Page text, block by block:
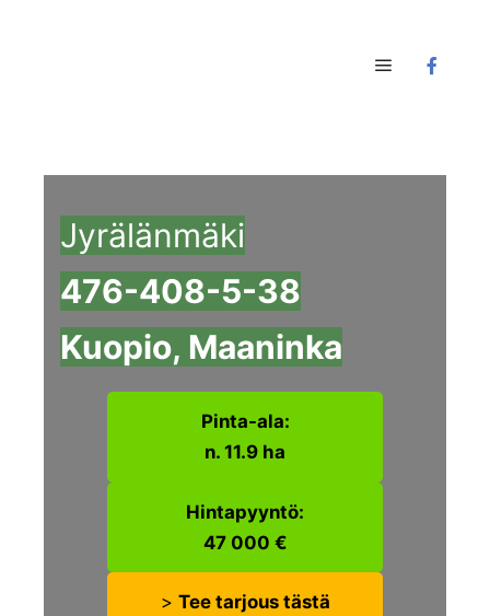
Jyrälänmäki
476-408-5-38
Kuopio, Maaninka
Pinta-ala:
n. 11.9 ha
Hintapyyntö:
47 000 €
> Tee tarjous tästä